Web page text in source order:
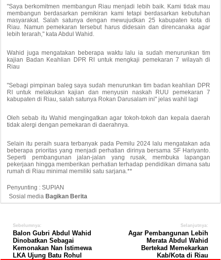
"Saya berkomitmen membangun Riau menjadi lebih baik. Kami tidak mau
membangun berdasarkan pemikiran kami tetapi berdasarkan kebutuhan
masyarakat. Salah satunya dengan mewujudkan 25 kabupaten kota di
Riau. Namun pemekaran tersebut harus didesain dan direncanaka agar
lebih terarah," kata Abdul Wahid.
Wahid juga mengatakan beberapa waktu lalu ia sudah menurunkan tim
kajian Badan Keahlian DPR RI untuk mengkaji pemekaran 7 wilayah di
Riau
"Sebagi pimpinan baleg saya sudah menurunkan tim badan keahlian DPR
RI untuk melakukan kajian dan menyusin naskah RUU pemekaran 7
kabupaten di Riau, salah satunya Rokan Darusalam ini" jelas wahil lagi
Oleh sebab itu Wahid mengingatkan agar tokoh-tokoh dan kepala daerah
tidak alergi dengan pemekaran di daerahnya.
Selain itu peraih suara terbanyak pada Pemilu 2024 lalu mengatakan ada
beberapa prioritas yang menjadi perhatian dirinya bersama SF Hariyanto.
Seperti pembangunan jalan-jalan yang rusak, membuka lapangan
pekerjaan hingga memberikan perhatian terhadap pendidikan dimana satu
rumah di Riau minimal memiliki satu sarjana.**
Penyunting : SUPIAN
Sosial media Bagikan Berita
Sebelumnya:
Balon Gubri Abdul Wahid
Dinobatkan Sebagai
Kemonakan Nan Istimewa
LKA Ujung Batu Rohul
Selanjutnya:
Agar Pembangunan Lebih
Merata Abdul Wahid
Bertekad Memekarkan
Kab/Kota di Riau